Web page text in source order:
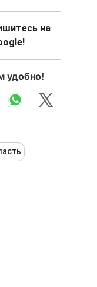
на
удобно!